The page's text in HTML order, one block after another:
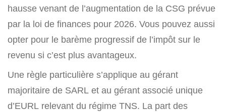
hausse venant de l’augmentation de la CSG prévue
par la loi de finances pour 2026. Vous pouvez aussi
opter pour le barème progressif de l’impôt sur le
revenu si c’est plus avantageux.
Une règle particulière s’applique au gérant
majoritaire de SARL et au gérant associé unique
d’EURL relevant du régime TNS. La part des